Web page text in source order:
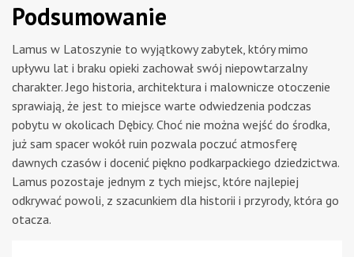
Podsumowanie
Lamus w Latoszynie to wyjątkowy zabytek, który mimo
upływu lat i braku opieki zachował swój niepowtarzalny
charakter. Jego historia, architektura i malownicze otoczenie
sprawiają, że jest to miejsce warte odwiedzenia podczas
pobytu w okolicach Dębicy. Choć nie można wejść do środka,
już sam spacer wokół ruin pozwala poczuć atmosferę
dawnych czasów i docenić piękno podkarpackiego dziedzictwa.
Lamus pozostaje jednym z tych miejsc, które najlepiej
odkrywać powoli, z szacunkiem dla historii i przyrody, która go
otacza.